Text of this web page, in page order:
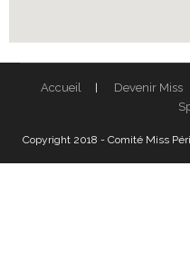
Accueil Devenir Miss
Copyright 2018 - Comité Miss